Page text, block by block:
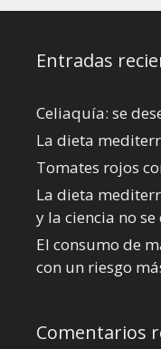
Entradas
Celiaquía: se
La dieta
Tomates rojos
La dieta
y la ciencia no
El consumo de
con un riesgo
Comentarios